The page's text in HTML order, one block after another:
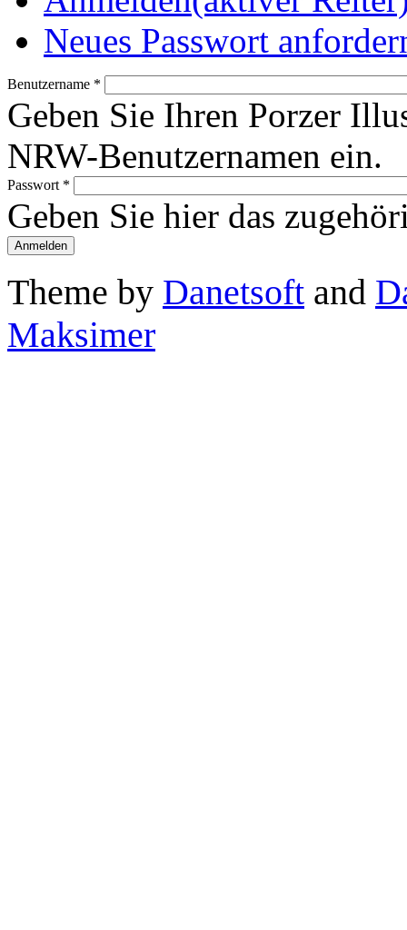
Neues Passwort
Benutzername *
Geben Sie Ihren Porzer
NRW-Benutzernamen ein.
Passwort *
Geben Sie hier das
Theme by Danetsoft and
Maksimer